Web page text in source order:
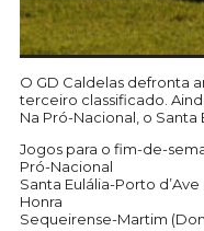
O GD Caldelas defronta
terceiro classificado.
Na Pró-Nacional, o
Jogos para o fim-de-
Pró-Nacional
Santa Eulália-Porto d’Ave
Honra
Sequeirense-Martim